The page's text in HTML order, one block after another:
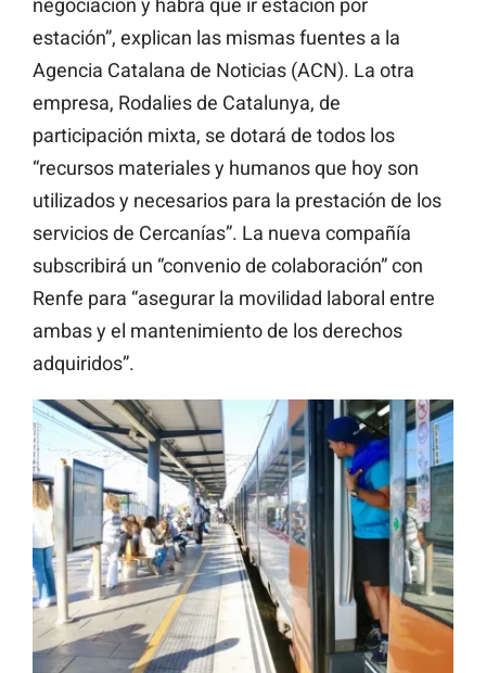
negociación y habrá que ir estación por
estación”, explican las mismas fuentes a la
Agencia Catalana de Noticias (ACN). La otra
empresa, Rodalies de Catalunya, de
participación mixta, se dotará de todos los
“recursos materiales y humanos que hoy son
utilizados y necesarios para la prestación de los
servicios de Cercanías”. La nueva compañía
subscribirá un “convenio de colaboración” con
Renfe para “asegurar la movilidad laboral entre
ambas y el mantenimiento de los derechos
adquiridos”.